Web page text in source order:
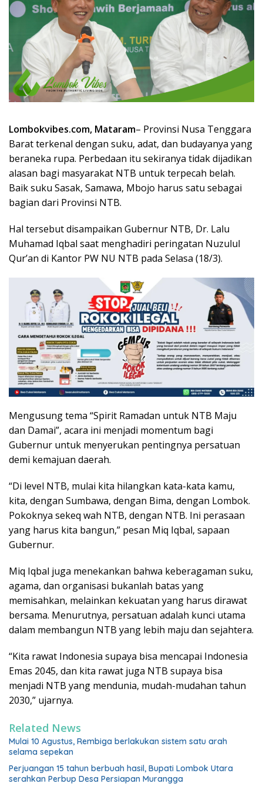
Lombokvibes.com, Mataram– Provinsi Nusa Tenggara
Barat terkenal dengan suku, adat, dan budayanya yang
beraneka rupa. Perbedaan itu sekiranya tidak dijadikan
alasan bagi masyarakat NTB untuk terpecah belah.
Baik suku Sasak, Samawa, Mbojo harus satu sebagai
bagian dari Provinsi NTB.
Hal tersebut disampaikan Gubernur NTB, Dr. Lalu
Muhamad Iqbal saat menghadiri peringatan Nuzulul
Qur’an di Kantor PW NU NTB pada Selasa (18/3).
Mengusung tema “Spirit Ramadan untuk NTB Maju
dan Damai”, acara ini menjadi momentum bagi
Gubernur untuk menyerukan pentingnya persatuan
demi kemajuan daerah.
“Di level NTB, mulai kita hilangkan kata-kata kamu,
kita, dengan Sumbawa, dengan Bima, dengan Lombok.
Pokoknya sekeq wah NTB, dengan NTB. Ini perasaan
yang harus kita bangun,” pesan Miq Iqbal, sapaan
Gubernur.
Miq Iqbal juga menekankan bahwa keberagaman suku,
agama, dan organisasi bukanlah batas yang
memisahkan, melainkan kekuatan yang harus dirawat
bersama. Menurutnya, persatuan adalah kunci utama
dalam membangun NTB yang lebih maju dan sejahtera.
“Kita rawat Indonesia supaya bisa mencapai Indonesia
Emas 2045, dan kita rawat juga NTB supaya bisa
menjadi NTB yang mendunia, mudah-mudahan tahun
2030,” ujarnya.
Related News
Mulai 10 Agustus, Rembiga berlakukan sistem satu arah
selama sepekan
Perjuangan 15 tahun berbuah hasil, Bupati Lombok Utara
serahkan Perbup Desa Persiapan Murangga